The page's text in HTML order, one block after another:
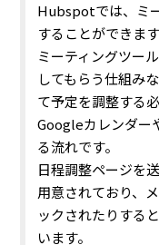
Hubspotでは、ミ
することができます
ミーティングツー
してもらう仕組み
て予定を調整する
Googleカレンダー
る流れです。
日程調整ページを
用意されており、
ックされたりする
います。